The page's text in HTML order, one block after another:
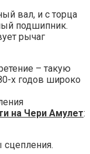
вал, и с торца
подшипник.
рычаг
– такую
х годов широко
на Чери Амулет:
сцепления.